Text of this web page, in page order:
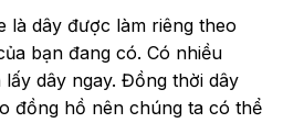
là dây được làm riêng theo
bạn đang có. Có nhiều
dây ngay. Đồng thời dây
đồng hồ nên chúng ta có thể